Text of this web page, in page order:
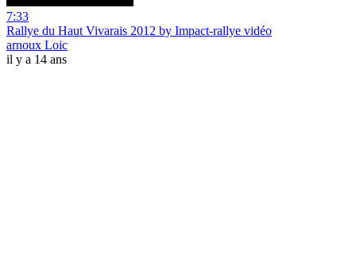
7:33
Rallye du Haut Vivarais 2012 by Impact-rallye vidéo
arnoux Loic
il y a 14 ans